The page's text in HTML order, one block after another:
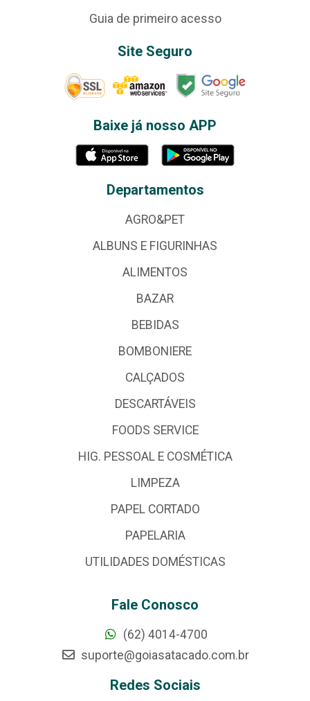
Guia de primeiro acesso
Site Seguro
Baixe já nosso APP
Departamentos
AGRO&PET
ALBUNS E FIGURINHAS
ALIMENTOS
BAZAR
BEBIDAS
BOMBONIERE
CALÇADOS
DESCARTÁVEIS
FOODS SERVICE
HIG. PESSOAL E COSMÉTICA
LIMPEZA
PAPEL CORTADO
PAPELARIA
UTILIDADES DOMÉSTICAS
Fale Conosco
(62) 4014-4700
suporte@goiasatacado.com.br
Redes Sociais